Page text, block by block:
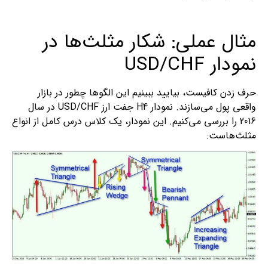
مثال عملی: شکار مثلث‌ها در
نمودار USD/CHF
حرف زدن کافیست، بیایید ببینیم این الگوها چطور در بازار
واقعی پول می‌سازند. نمودار H4 جفت ارز USD/CHF در سال
2016 را بررسی می‌کنیم. این نمودار، یک کلاس درس کامل از انواع
مثلث‌هاست: